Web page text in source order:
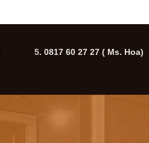
5. 0817 60 27 27( Ms. Hoa)